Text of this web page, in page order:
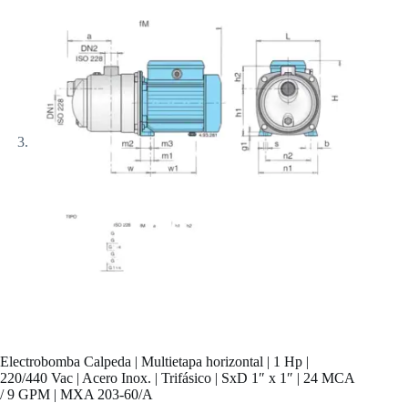
Electrobomba Calpeda | Multietapa horizontal | 1 Hp |
220/440 Vac | Acero Inox. | Trifásico | SxD 1″ x 1″ | 24 MCA
/ 9 GPM | MXA 203-60/A